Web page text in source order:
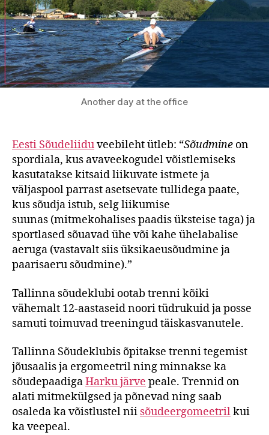
Another day at the office
Eesti Sõudeliiduveebileht ütleb: “Sõudmine on
spordiala, kus avaveekogudel võistlemiseks
kasutatakse kitsaid liikuvate istmete ja
väljaspool parrast asetsevate tullidega paate,
kus sõudja istub, selg liikumise
suunas (mitmekohalises paadis üksteise taga) ja
sportlased sõuavad ühe või kahe ühelabalise
aeruga (vastavalt siis üksikaeusõudmine ja
paarisaeru sõudmine).”
Tallinna sõudeklubi ootab trenni kõiki
vähemalt 12-aastaseid noori tüdrukuid ja posse
samuti toimuvad treeningud täiskasvanutele.
Tallinna Sõudeklubis õpitakse trenni tegemist
jõusaalis ja ergomeetril ning minnakse ka
sõudepaadigaHarku järve peale. Trennid on
alati mitmekülgsed ja põnevad ning saab
osaleda ka võistlustel nii sõudeergomeetrilkui
ka veepeal.